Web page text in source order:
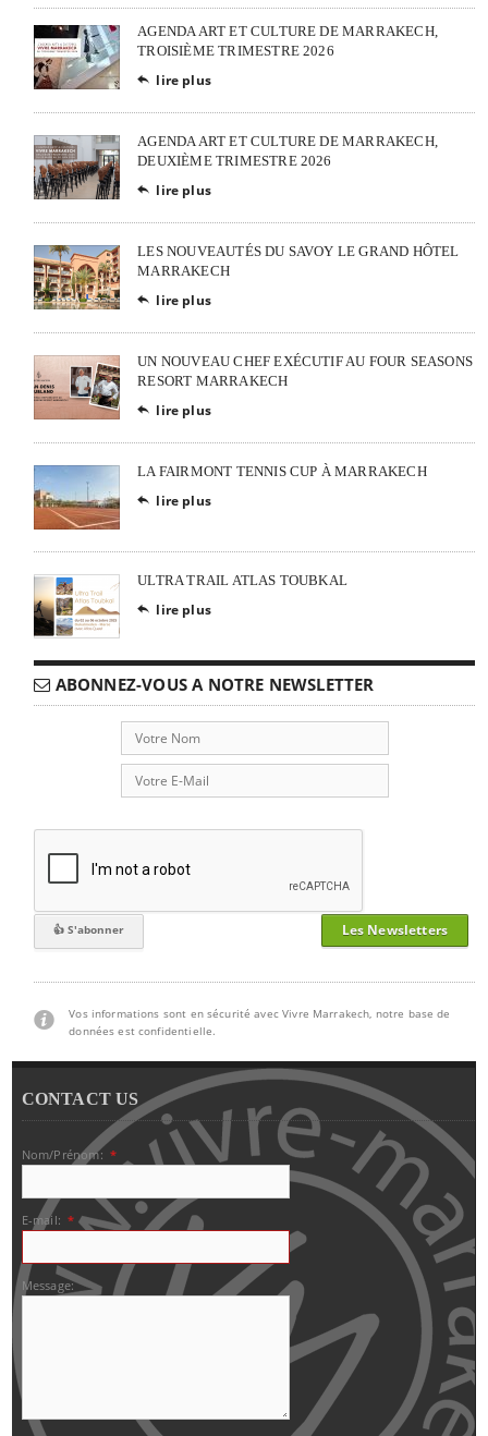
AGENDA ART ET CULTURE DE MARRAKECH,
TROISIÈME TRIMESTRE 2026
 lire plus
AGENDA ART ET CULTURE DE MARRAKECH,
DEUXIÈME TRIMESTRE 2026
 lire plus
LES NOUVEAUTÉS DU SAVOY LE GRAND HÔTEL
MARRAKECH
 lire plus
UN NOUVEAU CHEF EXÉCUTIF AU FOUR SEASONS
RESORT MARRAKECH
 lire plus
LA FAIRMONT TENNIS CUP À MARRAKECH
 lire plus
ULTRA TRAIL ATLAS TOUBKAL
 lire plus
ABONNEZ-VOUS A NOTRE NEWSLETTER
Les Newsletters
Vos informations sont en sécurité avec Vivre Marrakech, notre base de
données est confidentielle.
CONTACT US
Nom/Prénom: *
E-mail: *
Message: